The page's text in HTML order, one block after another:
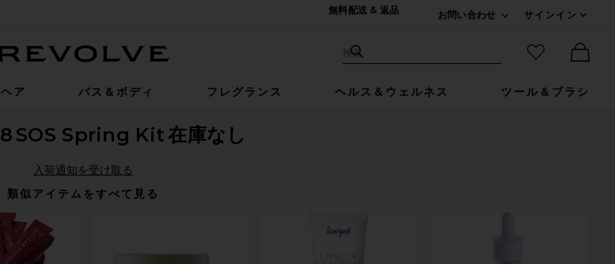
無料配送 & 返品
お問い合わせ
サインイン
サイト検索
検索
お気に入り
ヘア バス＆ボディ フレグランス ヘルス＆ウェルネス ツール＆ブラシ
SOS Spring Kit在庫なし
入荷通知を受け取る
類似アイテムをすべて見る